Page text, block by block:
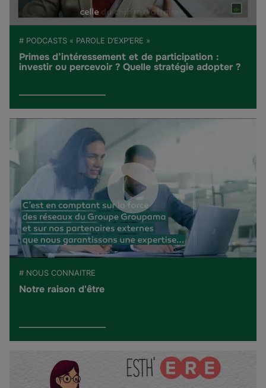
# PODCASTS « PAROLE D’EXP’ERE »
Primes d’intéressement et de participation :
investir ou percevoir ? Quelle stratégie adopter ?
# NOUS CONNAITRE
Notre raison d'être